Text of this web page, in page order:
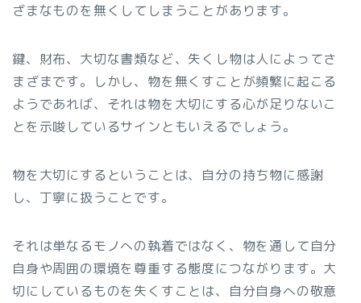
ざまなものを無くしてしまうことがあります。
鍵、財布、大切な書類など、失くし物は人によってさ
まざまです。しかし、物を無くすことが頻繁に起こる
ようであれば、それは物を大切にする心が足りないこ
とを示唆しているサインともいえるでしょう。
物を大切にするということは、自分の持ち物に感謝
し、丁寧に扱うことです。
それは単なるモノへの執着ではなく、物を通して自分
自身や周囲の環境を尊重する態度につながります。大
切にしているものを失くすことは、自分自身への敬意